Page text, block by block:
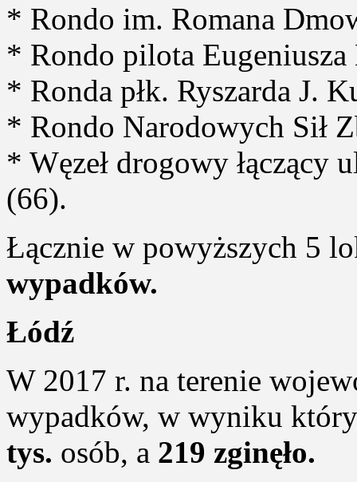
* Rondo im. Romana
* Rondo pilota Eugeniusza
* Ronda płk. Ryszarda J.
* Rondo Narodowych Sił
* Węzeł drogowy łączący
(66).
Łącznie w powyższych 5
wypadków.
Łódź
W 2017 r. na terenie
wypadków, w wyniku
tys. osób, a 219 zginęło.